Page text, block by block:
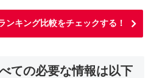
ンキング比較をチェックする！
ての必要な情報は以下